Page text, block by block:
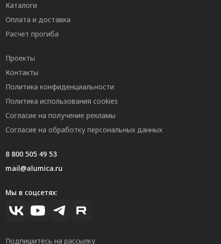
Каталоги
Оплата и доставка
Расчет прогиба
Проекты
Контакты
Политика конфиденциальности
Политика использования cookies
Согласие на получение рекламы
Согласие на обработку персональных данных
8 800 505 49 53
mail@alumica.ru
Мы в соцсетях:
Подпишитесь на рассылку